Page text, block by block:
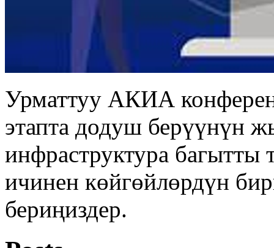
Урматтуу АКИА
этапта додуш берүүнүн
инфраструктура багытты
ичинен көйгөйлөрдүн
бериңиздер.